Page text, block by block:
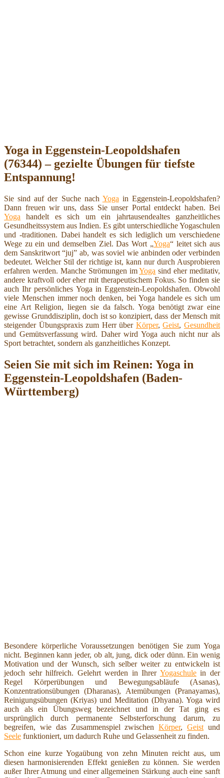
Yoga in Eggenstein-Leopoldshafen
(76344) – gezielte Übungen für tiefste
Entspannung!
Sie sind auf der Suche nach Yoga in Eggenstein-Leopoldshafen?
Dann freuen wir uns, dass Sie unser Portal entdeckt haben. Bei
Yoga handelt es sich um ein jahrtausendealtes ganzheitliches
Gesundheitssystem aus Indien. Es gibt unterschiedliche Yogaschulen
und -traditionen. Dabei handelt es sich lediglich um verschiedene
Wege zu ein und demselben Ziel. Das Wort „Yoga“ leitet sich aus
dem Sanskritwort “juj” ab, was soviel wie anbinden oder verbinden
bedeutet. Welcher Stil der richtige ist, kann nur durch Ausprobieren
erfahren werden. Manche Strömungen imYoga sind eher meditativ,
andere kraftvoll oder eher mit therapeutischem Fokus. So finden sie
auch Ihr persönliches Yoga in Eggenstein-Leopoldshafen. Obwohl
viele Menschen immer noch denken, bei Yoga handele es sich um
eine Art Religion, liegen sie da falsch. Yoga benötigt zwar eine
gewisse Grunddisziplin, doch ist so konzipiert, dass der Mensch mit
steigender Übungspraxis zum Herr über Körper,Geist,Gesundheit
und Gemütsverfassung wird. Daher wird Yoga auch nicht nur als
Sport betrachtet, sondern als ganzheitliches Konzept.
Seien Sie mit sich im Reinen: Yoga in
Eggenstein-Leopoldshafen (Baden-
Württemberg)
Besondere körperliche Voraussetzungen benötigen Sie zum Yoga
nicht. Beginnen kann jeder, ob alt, jung, dick oder dünn. Ein wenig
Motivation und der Wunsch, sich selber weiter zu entwickeln ist
jedoch sehr hilfreich. Gelehrt werden in Ihrer Yogaschulein der
Regel Körperübungen und Bewegungsabläufe (Asanas),
Konzentrationsübungen (Dharanas), Atemübungen (Pranayamas),
Reinigungsübungen (Kriyas) und Meditation (Dhyana). Yoga wird
auch als ein Übungsweg bezeichnet und in der Tat ging es
ursprünglich durch permanente Selbsterforschung darum, zu
begreifen, wie das Zusammenspiel zwischenKörper,Geist und
Seele funktioniert, um dadurch Ruhe und Gelassenheit zu finden.
Schon eine kurze Yogaübung von zehn Minuten reicht aus, um
diesen harmonisierenden Effekt genießen zu können. Sie werden
außer Ihrer Atmung und einer allgemeinen Stärkung auch eine sanft